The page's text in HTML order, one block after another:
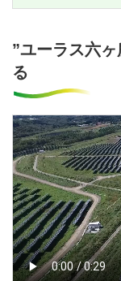
”ユーラス六
る